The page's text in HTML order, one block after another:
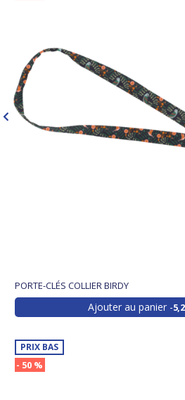
PORTE-CLÉS COLLIER BIRDY
Ajouter au panier
PRIX BAS
- 50 %